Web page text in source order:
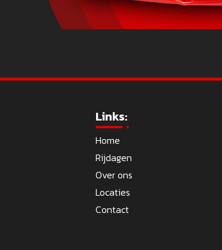
Links:
Home
Rijdagen
Over ons
Locaties
Contact